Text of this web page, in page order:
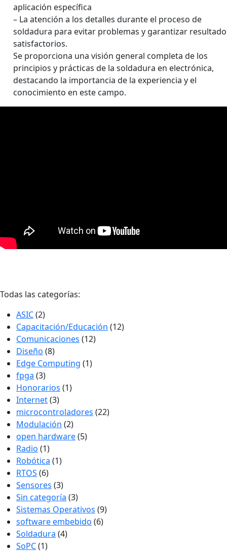
aplicación específica
– La atención a los detalles durante el proceso de
soldadura para evitar problemas y garantizar
satisfactorios.
Se proporciona una visión general completa de los
principios y prácticas de la soldadura en electrónica,
destacando la importancia de la experiencia y el
conocimiento en este campo.
Todas las categorías:
ASIC(2)
Capacitación/Educación (12)
Comunicaciones (12)
Diseño (8)
Edge Computing (1)
fpga (3)
Honorarios (1)
Internet(3)
microcontroladores (22)
Modulación (2)
open hardware(5)
Radio (1)
Robótica (1)
RTOS (6)
Sensores (3)
Sin categoría (3)
Sistemas Operativos (9)
software embebido (6)
Soldadura (4)
SoPC(1)